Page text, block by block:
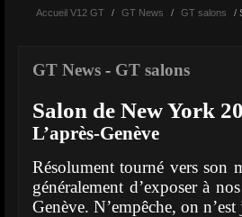
Accueil V12 GT / GT News / GT salons /
GT News - GT salons
Salon de New York
L’après-Genève
Résolument tourné vers son
généralement d’exposer à
Genève. N’empêche, on